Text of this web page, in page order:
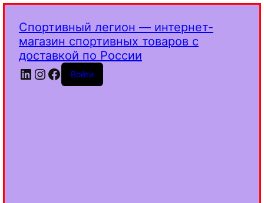
Спортивный легион — интернет-
магазин спортивных товаров с
доставкой по России
LinkedIn
Instagram
Facebook
Войти